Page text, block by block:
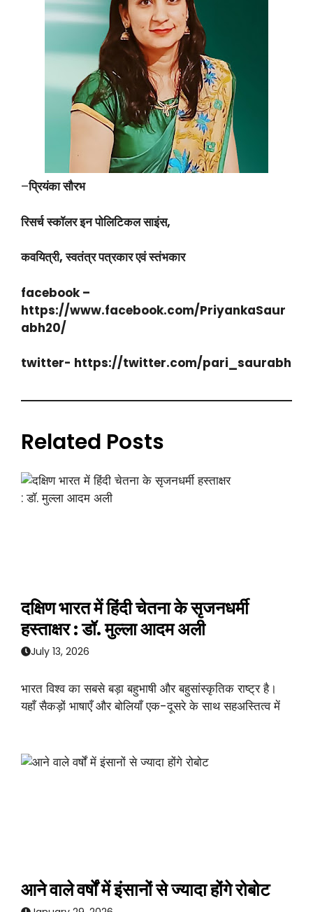
–प्रियंका सौरभ
रिसर्च स्कॉलर इन पोलिटिकल साइंस,
कवयित्री, स्वतंत्र पत्रकार एवं स्तंभकार
facebook –
https://www.facebook.com/PriyankaSaur
abh20/
twitter- https://twitter.com/pari_saurabh
Related Posts
दक्षिण भारत में हिंदी चेतना के सृजनधर्मी
हस्ताक्षर : डॉ. मुल्ला आदम अली
July 13, 2026
भारत विश्व का सबसे बड़ा बहुभाषी और बहुसांस्कृतिक राष्ट्र है।
यहाँ सैकड़ों भाषाएँ और बोलियाँ एक-दूसरे के साथ सहअस्तित्व में
आने वाले वर्षों में इंसानों से ज्यादा होंगे रोबोट